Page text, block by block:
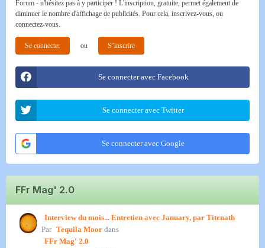
Forum - n'hésitez pas à y participer ! L'inscription, gratuite, permet également de
diminuer le nombre d'affichage de publicités. Pour cela, inscrivez-vous, ou
connectez-vous.
Se connecter ou S’inscrire
Se connecter avec Facebook
Se connecter avec Twitter
Se connecter avec Google
FFr Mag' 2.0
Interview du mois... Entretien avec January, par Titenath
Par Tequila Moor dans
FFr Mag' 2.0